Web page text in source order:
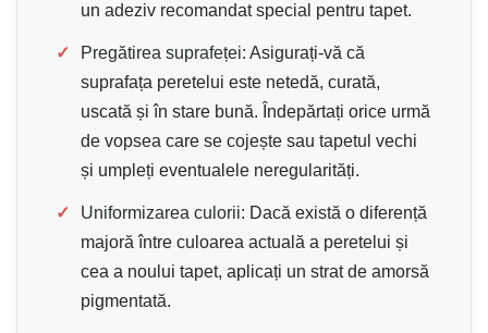
un adeziv recomandat special pentru tapet.
✓ Pregătirea suprafeței: Asigurați-vă că
suprafața peretelui este netedă, curată,
uscată și în stare bună. Îndepărtați orice urmă
de vopsea care se cojește sau tapetul vechi
și umpleți eventualele neregularități.
✓ Uniformizarea culorii: Dacă există o diferență
majoră între culoarea actuală a peretelui și
cea a noului tapet, aplicați un strat de amorsă
pigmentată.